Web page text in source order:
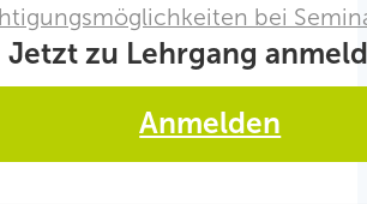
bei
Jetzt zu Lehrgang
Anmelden